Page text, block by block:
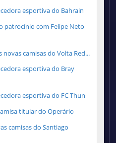
esportiva do Bahrain
patrocínio com Felipe Neto
novas camisas do Volta Red...
esportiva do Bray
esportiva do FC Thun
titular do Operário
camisas do Santiago